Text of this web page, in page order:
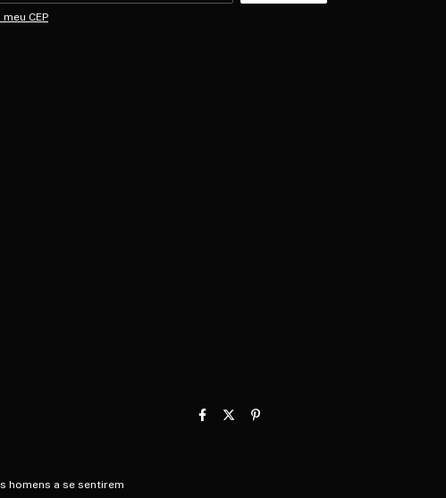
CEP
homens a se sentirem